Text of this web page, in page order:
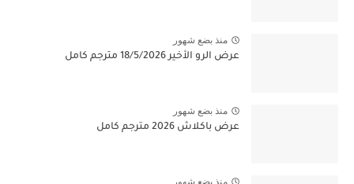
منذ بضع شهور
عرض الرو الأخير 18/5/2026 مترجم كامل
منذ بضع شهور
عرض باكلاش 2026 مترجم كامل
منذ بضع شهور